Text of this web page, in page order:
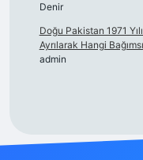
Denir
Doğu Pakistan 1971
Ayrılarak Hangi
admin